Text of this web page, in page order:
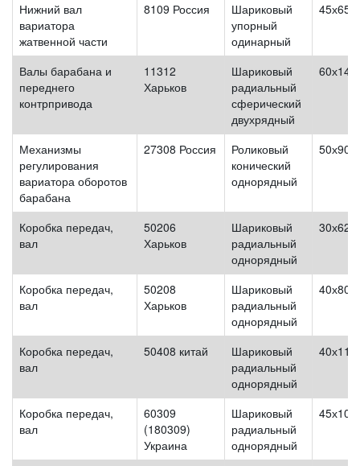
Нижний вал
вариатора
жатвенной части
8109 Россия
Шариковый
упорный
одинарный
Валы барабана и
переднего
контрпривода
11312
Харьков
Шариковый
радиальный
сферический
двухрядный
Механизмы
регулирования
вариатора оборотов
барабана
27308 Россия
Роликовый
конический
однорядный
Коробка передач,
вал
50206
Харьков
Шариковый
радиальный
однорядный
Коробка передач,
вал
50208
Харьков
Шариковый
радиальный
однорядный
Коробка передач,
вал
50408 китай
Шариковый
радиальный
однорядный
Коробка передач,
вал
60309
(180309)
Украина
Шариковый
радиальный
однорядный